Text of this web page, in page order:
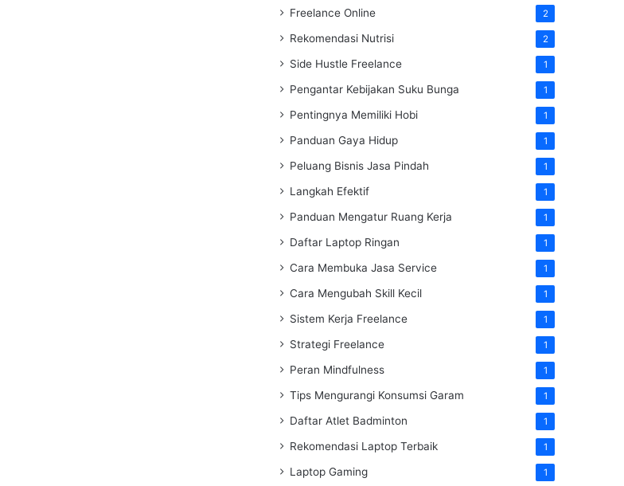
Freelance Online 2
Rekomendasi Nutrisi 2
Side Hustle Freelance 1
Pengantar Kebijakan Suku Bunga 1
Pentingnya Memiliki Hobi 1
Panduan Gaya Hidup 1
Peluang Bisnis Jasa Pindah 1
Langkah Efektif 1
Panduan Mengatur Ruang Kerja 1
Daftar Laptop Ringan 1
Cara Membuka Jasa Service 1
Cara Mengubah Skill Kecil 1
Sistem Kerja Freelance 1
Strategi Freelance 1
Peran Mindfulness 1
Tips Mengurangi Konsumsi Garam 1
Daftar Atlet Badminton 1
Rekomendasi Laptop Terbaik 1
Laptop Gaming 1